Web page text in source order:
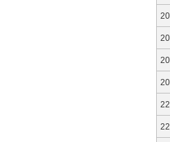
20
20
20
20
22
22